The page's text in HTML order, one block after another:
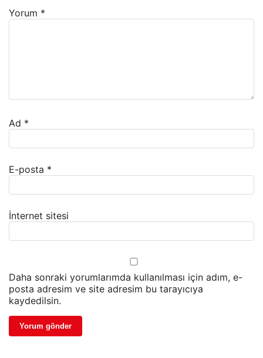
Yorum *
Ad *
E-posta *
İnternet sitesi
Daha sonraki yorumlarımda kullanılması için adım, e-
posta adresim ve site adresim bu tarayıcıya
kaydedilsin.